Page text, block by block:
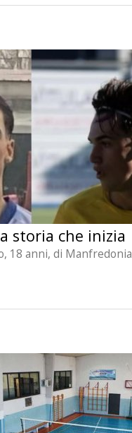
storia che inizia
18 anni, di Manfredonia